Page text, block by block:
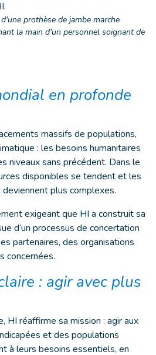
prothèse de jambe marche
la main d'un personnel soignant de
en profonde
massifs de populations,
: les besoins humanitaires
niveaux sans précédent. Dans le
disponibles se tendent et les
plus complexes.
exigeant que HI a construit sa
d’un processus de concertation
partenaires, des organisations
concernées.
: agir avec plus
réaffirme sa mission : agir aux
et des populations
à leurs besoins essentiels, en